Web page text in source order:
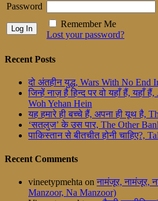
Password
Remember Me
Lost your password?
Recent Posts
दो अंतहीन युद्ध, Wars With No End
जिन्हें नाज़ है हिन्द पर वो यहाँ हैं, यहाँ
Woh Yehan Hein
यह हमारे ही बच्चे हैं, अपना ही यूथ है,
‘सतलुज’ के उस पार, The Other
पाकिस्तान से बीतचीत होनी चाहिए?,
Recent Comments
vineetypmehta on नामंजूर, नामंजूर,
Manzoor, Na Manzoor)